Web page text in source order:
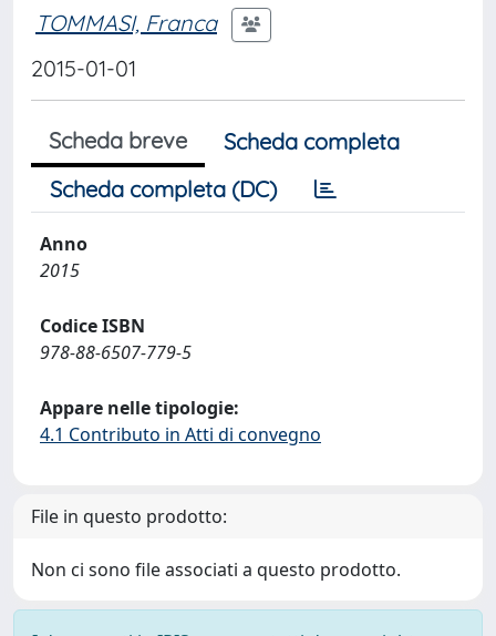
TOMMASI, Franca
2015-01-01
Scheda breve
Scheda completa
Scheda completa (DC)
Anno
2015
Codice ISBN
978-88-6507-779-5
Appare nelle tipologie:
4.1 Contributo in Atti di convegno
File in questo prodotto:
Non ci sono file associati a questo prodotto.